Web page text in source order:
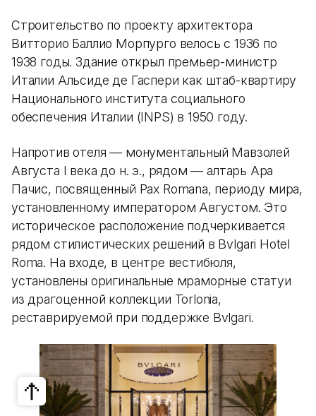
Строительство по проекту архитектора
Витторио Баллио Морпурго велось с 1936 по
1938 годы. Здание открыл премьер-министр
Италии Альсиде де Гаспери как штаб-квартиру
Национального института социального
обеспечения Италии (INPS) в 1950 году.
Напротив отеля — монументальный Мавзолей
Августа I века до н. э., рядом — алтарь Ара
Пачис, посвященный Pax Romana, периоду мира,
установленному императором Августом. Это
историческое расположение подчеркивается
рядом стилистических решений в Bvlgari Hotel
Roma. На входе, в центре вестибюля,
установлены оригинальные мраморные статуи
из драгоценной коллекции Torlonia,
реставрируемой при поддержке Bvlgari.